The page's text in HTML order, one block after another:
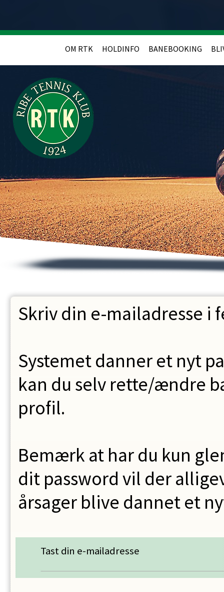
OM RTK HOLDINFO BANEBOOKING
Skriv din e-mailadresse i
Systemet danner et nyt
kan du selv rette/ændre
profil.
Bemærk at har du kun
dit password vil der
årsager blive dannet et
Tast din e-mailadresse